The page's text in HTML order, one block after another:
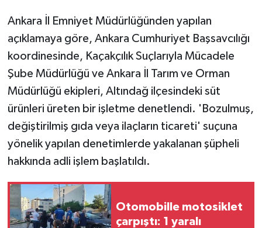
Ankara İl Emniyet Müdürlüğünden yapılan
açıklamaya göre, Ankara Cumhuriyet Başsavcılığı
koordinesinde, Kaçakçılık Suçlarıyla Mücadele
Şube Müdürlüğü ve Ankara İl Tarım ve Orman
Müdürlüğü ekipleri, Altındağ ilçesindeki süt
ürünleri üreten bir işletme denetlendi. 'Bozulmuş,
değiştirilmiş gıda veya ilaçların ticareti' suçuna
yönelik yapılan denetimlerde yakalanan şüpheli
hakkında adli işlem başlatıldı.
Otomobille motosiklet
çarpıştı: 1 yaralı